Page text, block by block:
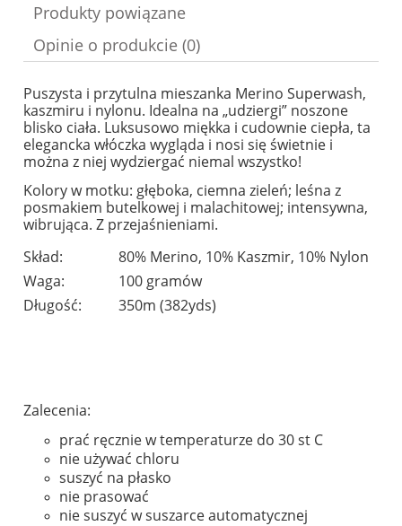
Produkty powiązane
Opinie o produkcie (0)
Puszysta i przytulna mieszanka Merino Superwash,
kaszmiru i nylonu. Idealna na „udziergi” noszone
blisko ciała. Luksusowo miękka i cudownie ciepła, ta
elegancka włóczka wygląda i nosi się świetnie i
można z niej wydziergać niemal wszystko!
Kolory w motku: głęboka, ciemna zieleń; leśna z
posmakiem butelkowej i malachitowej; intensywna,
wibrująca. Z przejaśnieniami.
Skład:
80% Merino, 10% Kaszmir, 10% Nylon
Waga:
100 gramów
Długość:
350m (382yds)
Zalecenia:
prać ręcznie w temperaturze do 30 st C
nie używać chloru
suszyć na płasko
nie prasować
nie suszyć w suszarce automatycznej